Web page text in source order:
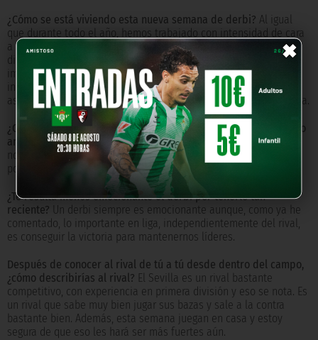
×
¿Cómo se está viviendo esta nueva semana de derbi? Al igual
que durante todo el año, hemos trabajado con intensidad de cara
a conseguir los tres puntos este domingo, no podemos olvidar, a
diferencia del derbi anterior, que jugamos liga y, por tanto, lo
importante es seguir sumando de tres en tres
independientemente del rival, seguir líderes y jugar la liga de
ascenso, ese es nuestro principal objetivo de cara a la temporada.
¿Os sentís más presionadas por llevar el peso de haber ganado
antes?
No, tenemos la misma presión que la semana pasada,
nosotras nos centramos en ganar domingo tras domingo, no
podemos vivir de las victorias pasadas.
¿Te resulta menos emocionante el derbi por tenerlo tan
reciente? Un derbi siempre es emocionante aunque, como ya he
comentado, lo importante en liga, independientemente del rival,
es conseguir la victoria para mantenernos líderes.
Después de conocer al rival de tú a tú desde dentro del campo,
¿cómo describirías al rival? El Sevilla es un rival bastante
competitivo, con experiencia en primera división y eso se nota. Es
un rival que sabe muy bien jugar sus bazas y sale a la contra
bastante bien. Además, esta semana juegan en casa y estoy
segura de que eso les hará ser más fuertes aún.